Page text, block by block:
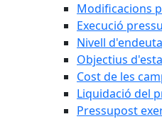
Modificacions
Execució
Nivell
Objectius
Cost de les
Liquidació del
Pressupost